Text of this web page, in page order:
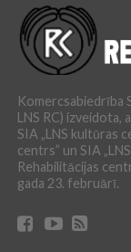
Komercsabiedrība
LNS RC)
SIA „LNS kultūras
centrs” un SIA
Rehabilitācijas
gada 23. februārī.